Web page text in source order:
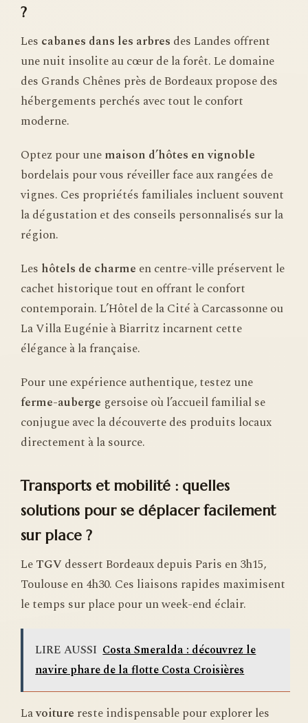
?
Les cabanes dans les arbres des Landes offrent
une nuit insolite au cœur de la forêt. Le domaine
des Grands Chênes près de Bordeaux propose des
hébergements perchés avec tout le confort
moderne.
Optez pour unemaison d’hôtes en vignoble
bordelais pour vous réveiller face aux rangées de
vignes. Ces propriétés familiales incluent souvent
la dégustation et des conseils personnalisés sur la
région.
Les hôtels de charme en centre-ville préservent le
cachet historique tout en offrant le confort
contemporain. L’Hôtel de la Cité à Carcassonne ou
La Villa Eugénie à Biarritz incarnent cette
élégance à la française.
Pour une expérience authentique, testez une
ferme-auberge gersoise où l’accueil familial se
conjugue avec la découverte des produits locaux
directement à la source.
Transports et mobilité : quelles
solutions pour se déplacer facilement
sur place ?
LeTGV dessert Bordeaux depuis Paris en 3h15,
Toulouse en 4h30. Ces liaisons rapides maximisent
le temps sur place pour un week-end éclair.
LIRE AUSSI Costa Smeralda : découvrez le
navire phare de la flotte Costa Croisières
Lavoiture reste indispensable pour explorer les